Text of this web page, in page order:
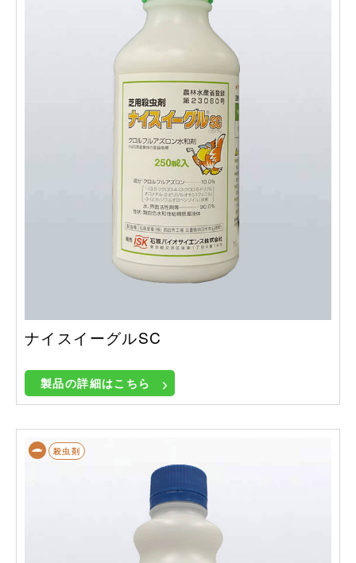
ナイスイーグルSC
製品の詳細はこちら
殺虫剤